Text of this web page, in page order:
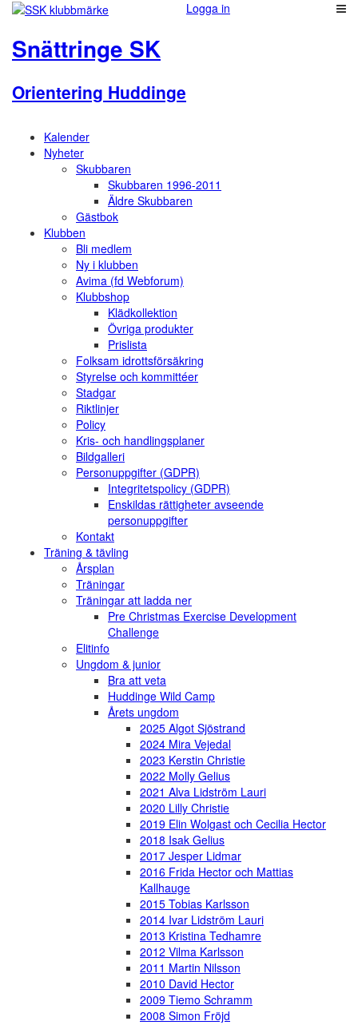
Logga in
Snättringe SK
Orientering Huddinge
Kalender
Nyheter
Skubbaren
Skubbaren 1996-2011
Äldre Skubbaren
Gästbok
Klubben
Bli medlem
Ny i klubben
Avima (fd Webforum)
Klubbshop
Klädkollektion
Övriga produkter
Prislista
Folksam idrottsförsäkring
Styrelse och kommittéer
Stadgar
Riktlinjer
Policy
Kris- och handlingsplaner
Bildgalleri
Personuppgifter (GDPR)
Integritetspolicy (GDPR)
Enskildas rättigheter avseende
personuppgifter
Kontakt
Träning & tävling
Årsplan
Träningar
Träningar att ladda ner
Pre Christmas Exercise Development
Challenge
Elitinfo
Ungdom & junior
Bra att veta
Huddinge Wild Camp
Årets ungdom
2025 Algot Sjöstrand
2024 Mira Vejedal
2023 Kerstin Christie
2022 Molly Gelius
2021 Alva Lidström Lauri
2020 Lilly Christie
2019 Elin Wolgast och Cecilia Hector
2018 Isak Gelius
2017 Jesper Lidmar
2016 Frida Hector och Mattias
Kallhauge
2015 Tobias Karlsson
2014 Ivar Lidström Lauri
2013 Kristina Tedhamre
2012 Vilma Karlsson
2011 Martin Nilsson
2010 David Hector
2009 Tiemo Schramm
2008 Simon Fröjd